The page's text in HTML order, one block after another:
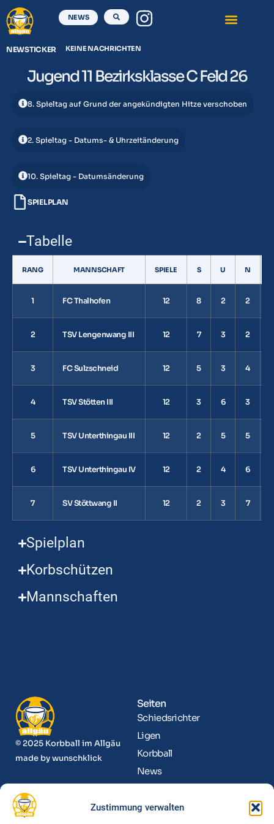
Zustimmung verwalten
NEWS
NEWSTICKER KEINE NACHRICHTEN
Jugend 11 Bezirksklasse C Feld 26
8. Spieltag auf Grund der angekündigten Hitze verschoben
2. Spieltag - Datums- & Uhrzeitänderung
10. Spieltag - Datumsänderung
SPIELPLAN
Tabelle
RANG MANNSCHAFT SPIELE S U N
1 FC Thalhofen 12 8 2 2
2 TSV Lengenwang III 12 7 3 2
3 FC Sulzschneid 12 5 3 4
4 TSV Stötten III 12 3 6 3
5 TSV Unterthingau III 12 2 5 5
6 TSV Unterthingau IV 12 2 4 6
7 SV Stöttwang II 12 2 3 7
Spielplan
Korbschützen
Mannschaften
© 2025 Korbball im Allgäu
made bywunschklick
Seiten
Schiedsrichter
Ligen
Korbball
News